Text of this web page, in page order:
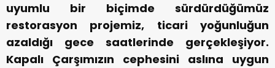
uyumlu bir biçimde sürdürdüğümüz
restorasyon projemiz, ticari yoğunluğun
azaldığı gece saatlerinde gerçekleşiyor.
Kapalı Çarşımızın cephesini aslına uygun